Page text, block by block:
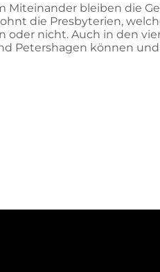
Miteinander bleiben die
die Presbyterien,
oder nicht. Auch in den
Petershagen können